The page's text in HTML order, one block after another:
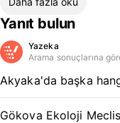
Yanıt bulun
Yazeka
Arama sonuçlarına
Akyaka'da başka
Gökova Ekoloji